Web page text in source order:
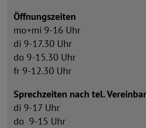
Öffnungszeiten
mo+mi 9-16 Uhr
di 9-17.30 Uhr
do 9-15.30 Uhr
fr 9-12.30 Uhr
Sprechzeiten nach tel.
di 9-17 Uhr
do 9-15 Uhr